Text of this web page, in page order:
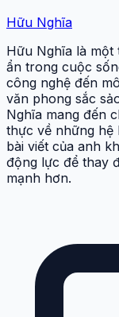
Hữu Nghĩa
Hữu Nghĩa là một
ẩn trong cuộc
công nghệ đến
văn phong sắc
Nghĩa mang đến
thực về những hệ
bài viết của anh
động lực để thay
mạnh hơn.